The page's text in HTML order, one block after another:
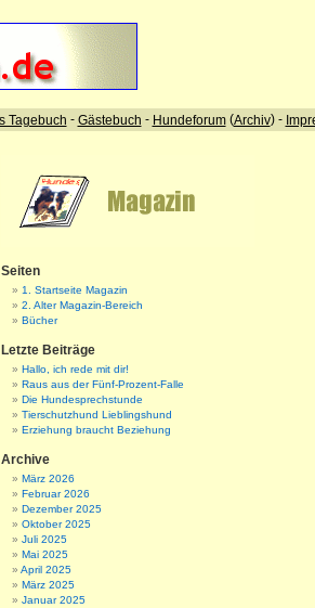
Seiten
1. Startseite Magazin
2. Alter Magazin-Bereich
Bücher
Letzte Beiträge
Hallo, ich rede mit dir!
Raus aus der Fünf-Prozent-Falle
Die Hundesprechstunde
Tierschutzhund Lieblingshund
Erziehung braucht Beziehung
Archive
März 2026
Februar 2026
Dezember 2025
Oktober 2025
Juli 2025
Mai 2025
April 2025
März 2025
Januar 2025